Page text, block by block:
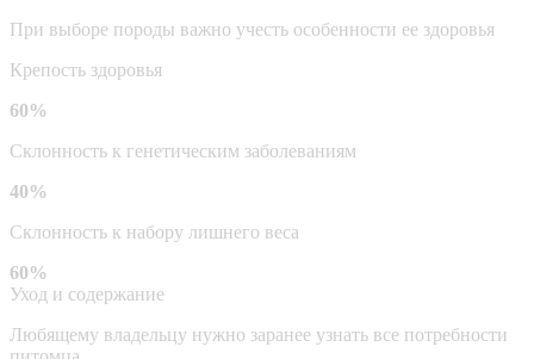
При выборе породы важно учесть особенности ее здоровья
Крепость здоровья
60%
Склонность к генетическим заболеваниям
40%
Склонность к набору лишнего веса
60%
Уход и содержание
Любящему владельцу нужно заранее узнать все потребности